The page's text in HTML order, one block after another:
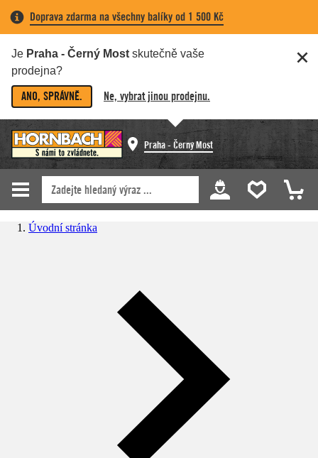
Doprava zdarma na všechny balíky od 1 500 Kč
Je Praha - Černý Most skutečně vaše
prodejna?
ANO, SPRÁVNĚ. Ne, vybrat jinou prodejnu.
Praha - Černý Most
Úvodní stránka